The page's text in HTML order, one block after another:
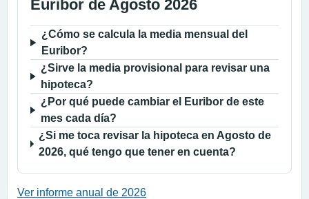
Euribor de Agosto 2026
¿Cómo se calcula la media mensual del
Euribor?
¿Sirve la media provisional para revisar una
hipoteca?
¿Por qué puede cambiar el Euribor de este
mes cada día?
¿Si me toca revisar la hipoteca en Agosto de
2026, qué tengo que tener en cuenta?
Ver informe anual de 2026